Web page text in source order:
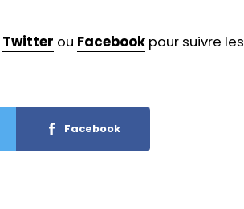
Twitter ou Facebookpour suivre les
Facebook